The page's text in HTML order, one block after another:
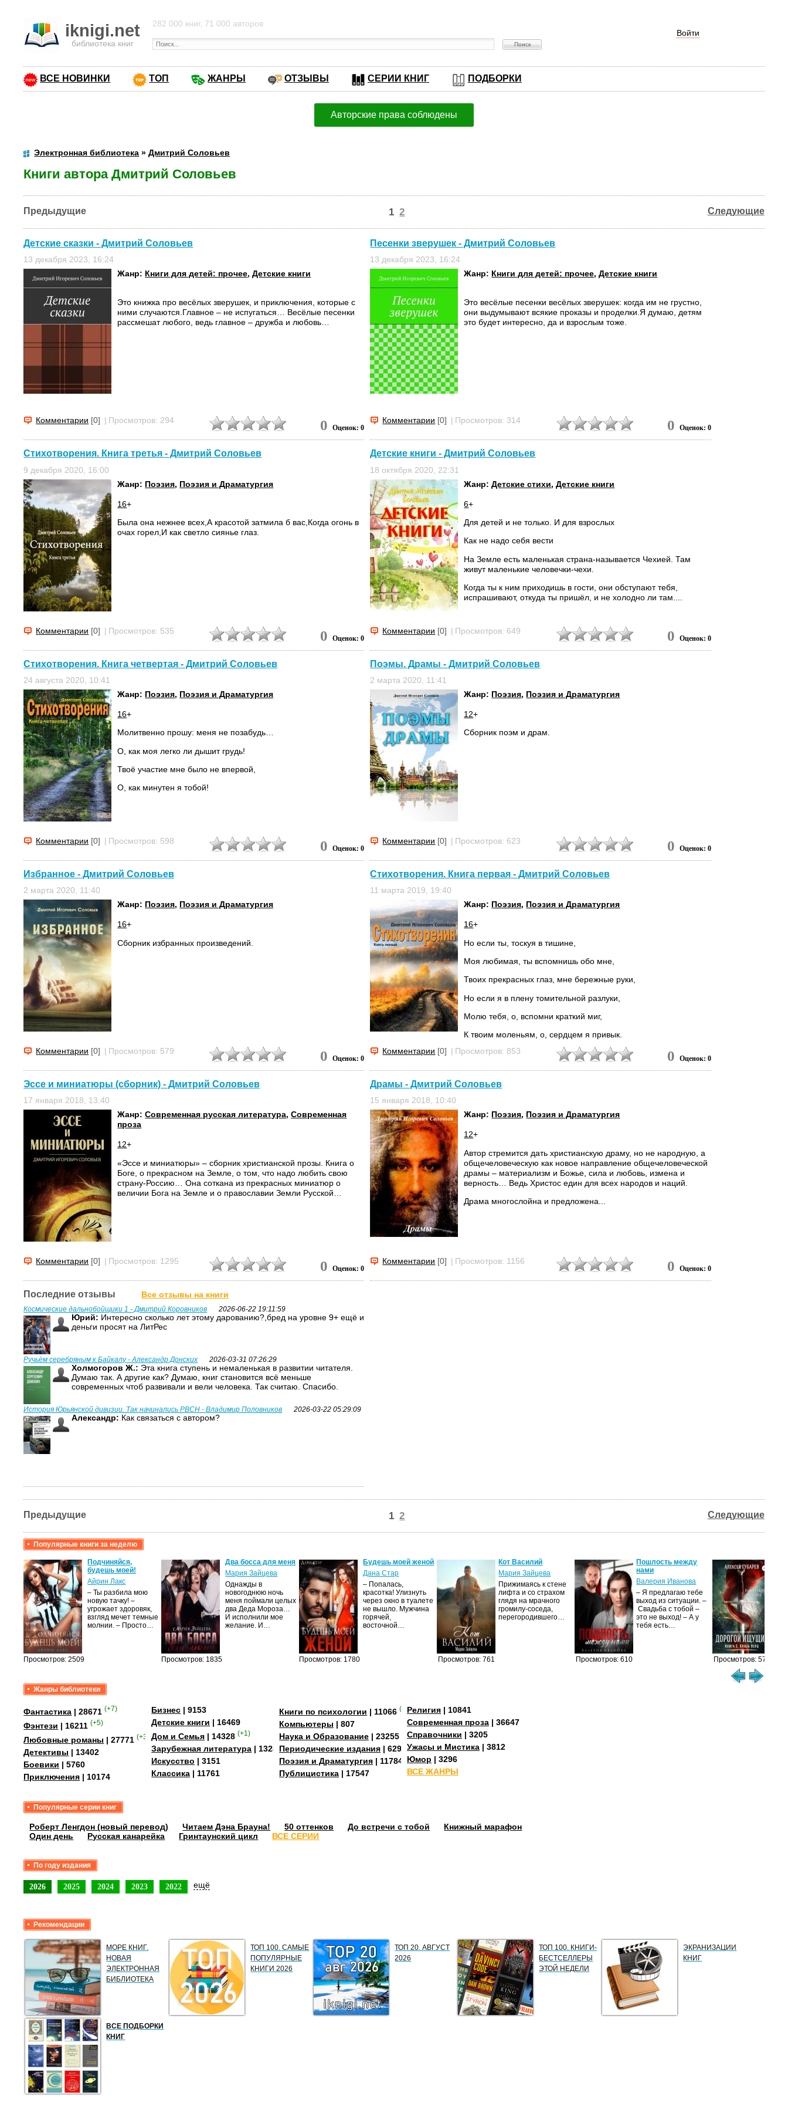
iknigi.net
библиотека книг
Войти
282 000 книг, 71 000 авторов
ВСЕ НОВИНКИ ТОП ЖАНРЫ ОТЗЫВЫ СЕРИИ КНИГ ПОДБОРКИ
Авторские права соблюдены
Электронная библиотека »Дмитрий Соловьев
Книги автора Дмитрий Соловьев
Предыдущие Следующие
1 2
Детские сказки - Дмитрий Соловьев
13 декабря 2023, 16:24
Жанр: Книги для детей: прочее,Детские книги
Это книжка про весёлых зверушек, и приключения, которые с
ними случаются.Главное – не испугаться… Весёлые песенки
рассмешат любого, ведь главное – дружба и любовь…
Комментарии [0] | Просмотров: 294 0 Оценок: 0
Песенки зверушек - Дмитрий Соловьев
13 декабря 2023, 16:24
Жанр: Книги для детей: прочее,Детские книги
Это весёлые песенки весёлых зверушек: когда им не грустно,
они выдумывают всякие проказы и проделки.Я думаю, детям
это будет интересно, да и взрослым тоже.
Комментарии [0] | Просмотров: 314 0 Оценок: 0
Стихотворения. Книга третья - Дмитрий Соловьев
9 декабря 2020, 16:00
Жанр: Поэзия, Поэзия и Драматургия
16+
Была она нежнее всех,А красотой затмила б вас, Когда огонь в
очах горел, И как светло сиянье глаз.
Комментарии [0] | Просмотров: 535 0 Оценок: 0
Детские книги - Дмитрий Соловьев
18 октября 2020, 22:31
Жанр:Детские стихи,Детские книги
6+
Для детей и не только. И для взрослых
Как не надо себя вести
На Земле есть маленькая страна-называется Чехией. Там
живут маленькие человечки-чехи.
Когда ты к ним приходишь в гости, они обступают тебя,
испрашивают, откуда ты пришёл, и не холодно ли там....
Комментарии [0] | Просмотров: 649 0 Оценок: 0
Стихотворения. Книга четвертая - Дмитрий Соловьев
24 августа 2020, 10:41
Жанр: Поэзия, Поэзия и Драматургия
16+
Молитвенно прошу: меня не позабудь…
О, как моя легко ли дышит грудь!
Твоё участие мне было не впервой,
О, как минутен я тобой!
Комментарии [0] | Просмотров: 598 0 Оценок: 0
Поэмы. Драмы - Дмитрий Соловьев
2 марта 2020, 11:41
Жанр: Поэзия, Поэзия и Драматургия
12+
Сборник поэм и драм.
Комментарии [0] | Просмотров: 623 0 Оценок: 0
Избранное - Дмитрий Соловьев
2 марта 2020, 11:40
Жанр: Поэзия, Поэзия и Драматургия
16+
Сборник избранных произведений.
Комментарии [0] | Просмотров: 579 0 Оценок: 0
Стихотворения. Книга первая - Дмитрий Соловьев
11 марта 2019, 19:40
Жанр: Поэзия, Поэзия и Драматургия
16+
Но если ты, тоскуя в тишине,
Моя любимая, ты вспомнишь обо мне,
Твоих прекрасных глаз, мне бережные руки,
Но если я в плену томительной разлуки,
Молю тебя, о, вспомни краткий миг,
К твоим моленьям, о, сердцем я привык.
И красотою дней первоначальных,
Услышал...
Комментарии [0] | Просмотров: 853 0 Оценок: 0
Эссе и миниатюры (сборник) - Дмитрий Соловьев
17 января 2018, 13:40
Жанр:Современная русская литература,Современная
проза
12+
«Эссе и миниатюры» – сборник христианской прозы. Книга о
Боге, о прекрасном на Земле, о том, что надо любить свою
страну-Россию… Она соткана из прекрасных миниатюр о
величии Бога на Земле и о православии Земли Русской…
Комментарии [0] | Просмотров: 1295 0 Оценок: 0
Драмы - Дмитрий Соловьев
15 января 2018, 10:40
Жанр: Поэзия, Поэзия и Драматургия
12+
Автор стремится дать христианскую драму, но не народную, а
общечеловеческую как новое направление общечеловеческой
драмы – материализм и Божье, сила и любовь, измена и
верность… Ведь Христос един для всех народов и наций.
Драма многослойна и предложена...
Комментарии [0] | Просмотров: 1156 0 Оценок: 0
Последние отзывы Все отзывы на книги
Космические дальнобойщики 1 - Дмитрий Коровников 2026-06-22 19:11:59
Юрий: Интересно сколько лет этому дарованию?,бред на уровне 9+ ещё и
деньги просят на ЛитРес
Ручьём серебряным к Байкалу - Александр Донских 2026-03-31 07:26:29
Холмогоров Ж.: Эта книга ступень и немаленькая в развитии читателя.
Думаю так. А другие как? Думаю, книг становится всё меньше
современных чтоб развивали и вели человека. Так считаю. Спасибо.
История Юрьянской дивизии. Так начинались РВСН - Владимир Половников 2026-03-22 05:29:09
Александр: Как связаться с автором?
Предыдущие Следующие
1 2
Популярные книги за неделю
Просмотров: 2509
Подчиняйся,
будешь моей!
Айрин Лакс
– Ты разбила мою
новую тачку! –
угрожает здоровяк,
взгляд мечет темные
молнии. – Просто…
Просмотров: 1835
Два босса для меня
Мария Зайцева
Однажды в
новогоднюю ночь
меня поймали целых
два Деда Мороза…
И исполнили мое
желание. И…
Просмотров: 1780
Будешь моей женой
Дана Стар
– Попалась,
красотка! Улизнуть
через окно в туалете
не вышло. Мужчина
горячей,
восточной…
Просмотров: 761
Кот Василий
Мария Зайцева
Прижимаясь к стене
лифта и со страхом
глядя на мрачного
громилу-соседа,
перегородившего…
Просмотров: 610
Пошлость между
нами
Валерия Иванова
– Я предлагаю тебе
выход из ситуации. –
Свадьба с тобой –
это не выход! – А у
тебя есть…
Просмотров: 573
Жанры библиотеки
Фантастика | 28671 (+7)
Фэнтези | 16211 (+5)
Любовные романы | 27771 (+35)
Детективы | 13402
Боевики | 5760
Приключения | 10174
Бизнес | 9153
Детские книги | 16469
Дом и Семья | 14328 (+1)
Зарубежная литература | 13288
Искусство | 3151
Классика | 11761
Книги по психологии | 11066 (+3)
Компьютеры | 807
Наука и Образование | 23255
Периодические издания | 629
Поэзия и Драматургия | 11784
Публицистика | 17547
Религия | 10841
Современная проза | 36647
Справочники | 3205
Ужасы и Мистика | 3812
Юмор | 3296
ВСЕ ЖАНРЫ
Популярные серии книг
Роберт Ленгдон (новый перевод) Читаем Дэна Брауна! 50 оттенков До встречи с тобой
Книжный марафон
Один день
Русская канарейка Гринтаунский цикл ВСЕ СЕРИИ
По году издания
2026 2025 2024 2023 2022 ещё
Рекомендации
МОРЕ КНИГ.
НОВАЯ
ЭЛЕКТРОННАЯ
БИБЛИОТЕКА
ТОП 100. САМЫЕ
ПОПУЛЯРНЫЕ
КНИГИ 2026
ТОП 20. АВГУСТ
2026
ТОП 100. КНИГИ-
БЕСТСЕЛЛЕРЫ
ЭТОЙ НЕДЕЛИ
ЭКРАНИЗАЦИИ
КНИГ
ВСЕ ПОДБОРКИ
КНИГ